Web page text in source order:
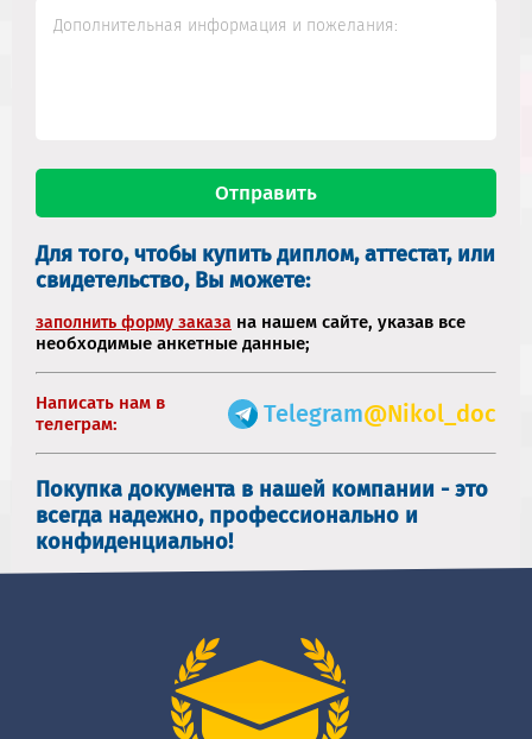
Для того, чтобы купить диплом, аттестат, или
свидетельство, Вы можете:
заполнить форму заказа на нашем сайте, указав все
необходимые анкетные данные;
Написать нам в
телеграм:
Telegram@Nikol_doc
Покупка документа в нашей компании - это
всегда надежно, профессионально и
конфиденциально!